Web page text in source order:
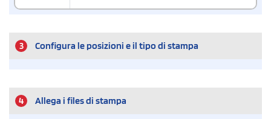
3 Configura le posizioni e il tipo di stampa
4 Allega i files di stampa